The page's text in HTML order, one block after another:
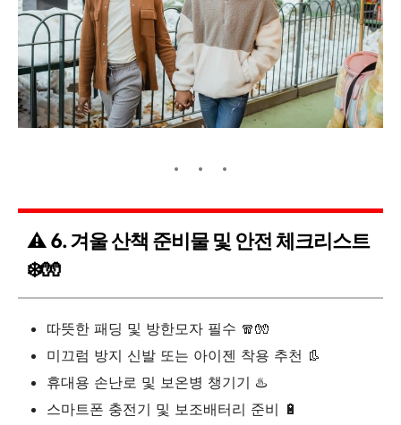
⚠️ 6. 겨울 산책 준비물 및 안전 체크리스트
❄️🧤
따뜻한 패딩 및 방한모자 필수 🧣🧤
미끄럼 방지 신발 또는 아이젠 착용 추천 👢
휴대용 손난로 및 보온병 챙기기 ♨️
스마트폰 충전기 및 보조배터리 준비 🔋